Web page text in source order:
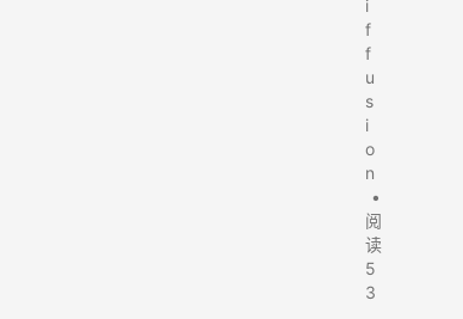
i
f
f
u
s
i
o
n
•
阅
读
5
3